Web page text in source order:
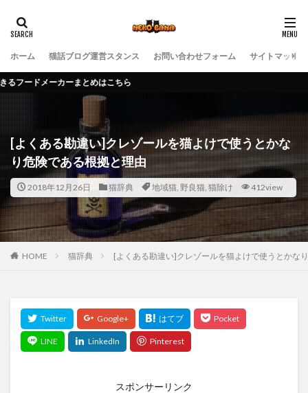
ホーム 猫話ブログ運営スタンス お問い合わせフォーム サイトマップ
まとめはこちら
[よくある勘違い]クレゾールを猫よけで使うとかな
り危険である根拠と理由
2018年12月26日 猫辞典 地域猫, 野良猫, 猫除け 412view
HOME 猫辞典 [よくある勘違い]クレゾールを猫よけで使うとかな
スポンサーリンク